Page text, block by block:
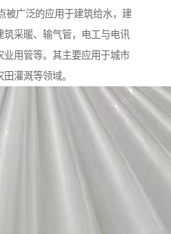
被广泛的应用于建筑给水，建
采暖、输气管，电工与电讯
用管等。其主要应用于城市
灌溉等领域。